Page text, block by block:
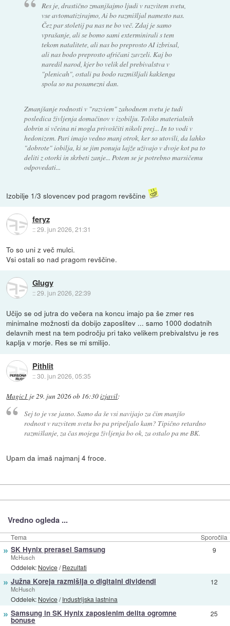
Res je, drastično zmanjšajmo ljudi v razvitem svetu,
vse avtomatizirajmo, Ai bo razmišljal namesto nas.
Čez par stoletij pa nas ne bo več. Zdaj je samo
vprašanje, ali se bomo sami exterminirali s tem
tekom natalitete, ali nas bo preprosto AI izbrisal,
ali nas bodo preprosto afričani zavzeli. Kaj bo
naredil narod, kjer bo velik del prebivalstva v
"plenicah", ostali pa bodo razmišljali kakšenga
spola so na posamezni dan.
Zmanjšanje rodnosti v "razviem" zahodnem svetu je tudi
posledica življenja domačinov v izobilju. Toliko materialnih
dobrin si včeina ni mogla privoščiti nikoli prej... In to vodi v
hedonizem. Pari imajo vedno manj otrok, ker so utovili, da lahko
"dobrote" iobilja, ki se jim ponuja lajže uživajo v dvoje kot pa to
deliti z otorki in skrbeti zanje... Potem se je potrebno marsičemu
odpovedati...
Izobilje 1/3 slovencev pod pragom revščine
feryz
::29. jun 2026, 21:31
To so uni z več mulci.
Vsi ostali so nad pragom revščine.
Glugy
::29. jun 2026, 22:39
Učijo se od jutra do večera na koncu imajo pa še zmer res
minimalne možnosti da dobijo zaposlitev ... samo 1000 dodatnih
delavnih mest na tem področju pri tako velikem prebivalstvu je res
kaplja v morje. Res se mi smilijo.
Pithlit
::30. jun 2026, 05:35
Magic1 je29. jun 2026 ob 16:30izjavil:
Sej to je vse jasno. Samo da še vsi navijajo za čim manjšo
rodnost v razvitem svetu bo pa pripeljalo kam? Tipično retardno
razmišlanje, za čas mojega življenja bo ok, za ostalo pa me BK.
Upam da imaš najmanj 4 froce.
Vredno ogleda ...
Tema Sporočila
» SK Hynix prerasel Samsung
McHusch
Oddelek: Novice/Rezultati
9
» Južna Koreja razmišlja o digitalni dividendi
McHusch
Oddelek: Novice/Industrijska lastnina
12
» Samsung in SK Hynix zaposlenim delita ogromne
bonuse
25